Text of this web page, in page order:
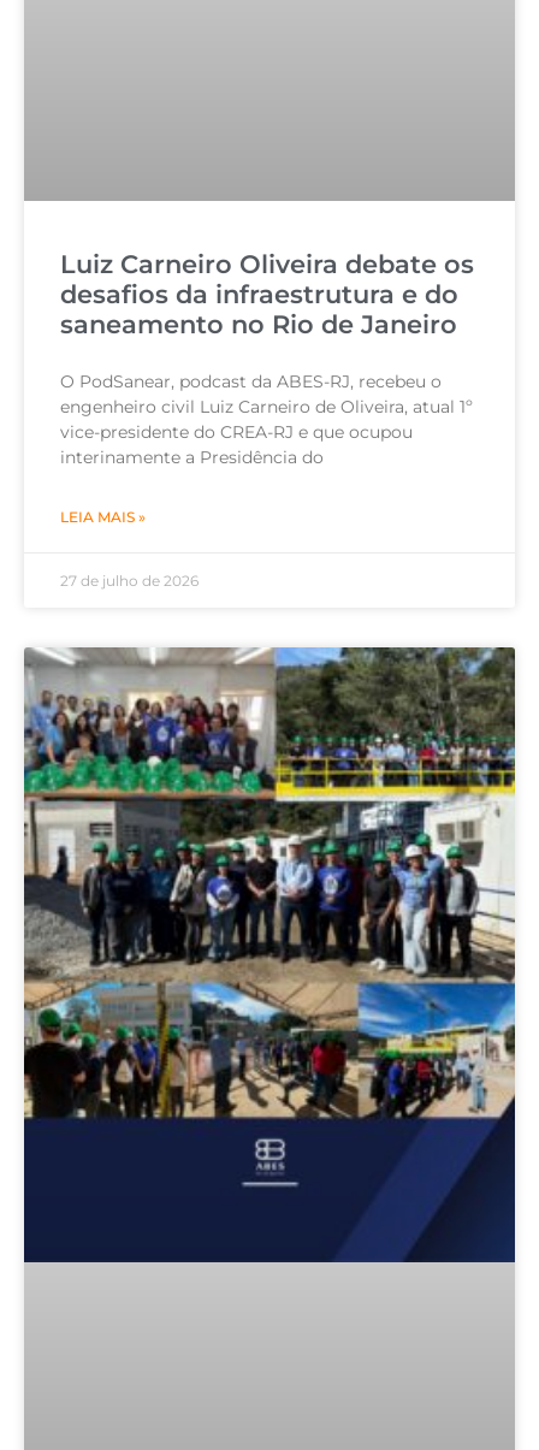
Luiz Carneiro Oliveira debate os
desafios da infraestrutura e do
saneamento no Rio de Janeiro
O PodSanear, podcast da ABES-RJ, recebeu o
engenheiro civil Luiz Carneiro de Oliveira, atual 1º
vice-presidente do CREA-RJ e que ocupou
interinamente a Presidência do
LEIA MAIS »
27 de julho de 2026